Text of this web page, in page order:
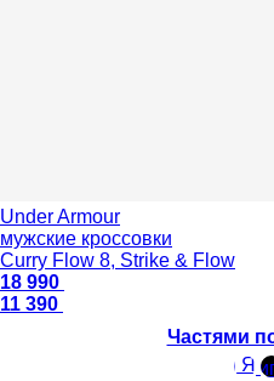
Under Armour
мужские кроссовки
Curry Flow 8, Strike & Flow
18 990
11 390
Частями